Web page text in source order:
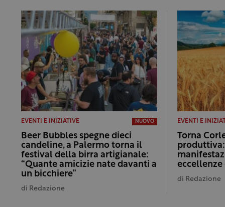
EVENTI E INIZIATIVE NUOVO
Beer Bubbles spegne dieci
candeline, a Palermo torna il
festival della birra artigianale:
“Quante amicizie nate davanti a
un bicchiere”
di Redazione
EVENTI E
Torna
di Redazione